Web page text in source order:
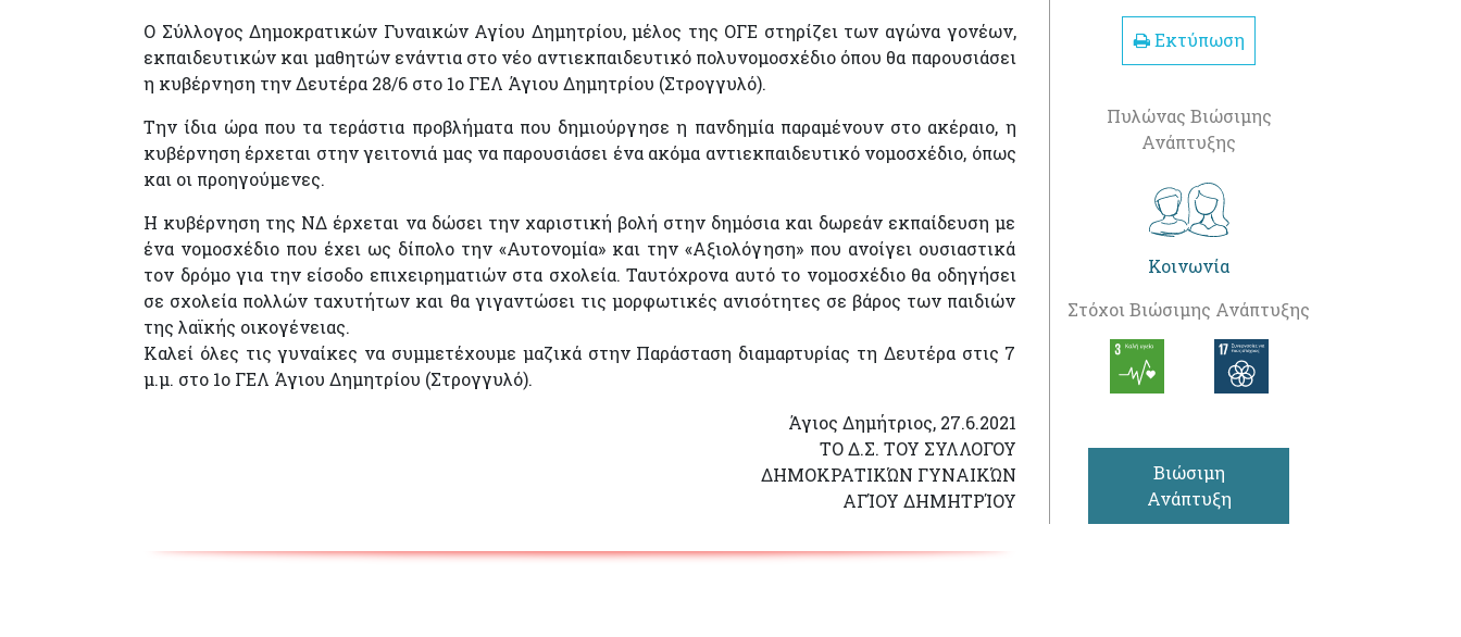
Ο Σύλλογος Δημοκρατικών Γυναικών Αγίου Δημητρίου, μέλος της ΟΓΕ στηρίζει των αγώνα γονέων,
εκπαιδευτικών και μαθητών ενάντια στο νέο αντιεκπαιδευτικό πολυνομοσχέδιο όπου θα παρουσιάσει
η κυβέρνηση την Δευτέρα 28/6 στο 1ο ΓΕΛ Άγιου Δημητρίου (Στρογγυλό).
Την ίδια ώρα που τα τεράστια προβλήματα που δημιούργησε η πανδημία παραμένουν στο ακέραιο, η
κυβέρνηση έρχεται στην γειτονιά μας να παρουσιάσει ένα ακόμα αντιεκπαιδευτικό νομοσχέδιο, όπως
και οι προηγούμενες.
Η κυβέρνηση της ΝΔ έρχεται να δώσει την χαριστική βολή στην δημόσια και δωρεάν εκπαίδευση με
ένα νομοσχέδιο που έχει ως δίπολο την «Αυτονομία» και την «Αξιολόγηση» που ανοίγει ουσιαστικά
τον δρόμο για την είσοδο επιχειρηματιών στα σχολεία. Ταυτόχρονα αυτό το νομοσχέδιο θα οδηγήσει
σε σχολεία πολλών ταχυτήτων και θα γιγαντώσει τις μορφωτικές ανισότητες σε βάρος των παιδιών
της λαϊκής οικογένειας.
Καλεί όλες τις γυναίκες να συμμετέχουμε μαζικά στην Παράσταση διαμαρτυρίας τη Δευτέρα στις 7
μ.μ. στο 1ο ΓΕΛ Άγιου Δημητρίου (Στρογγυλό).
Άγιος Δημήτριος, 27.6.2021
ΤΟ Δ.Σ. ΤΟΥ ΣΥΛΛΟΓΟΥ
ΔΗΜΟΚΡΑΤΙΚΏΝ ΓΥΝΑΙΚΏΝ
ΑΓΊΟΥ ΔΗΜΗΤΡΊΟΥ
Εκτύπωση
Πυλώνας Βιώσιμης
Ανάπτυξης
Κοινωνία
Στόχοι Βιώσιμης Ανάπτυξης
Βιώσιμη
Ανάπτυξη